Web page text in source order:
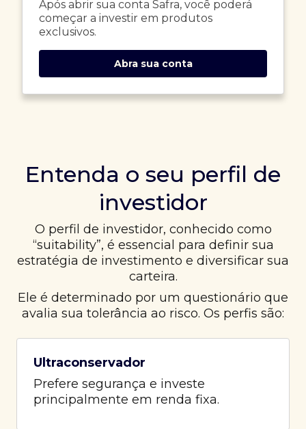
Após abrir sua conta Safra, você poderá
começar a investir em produtos
exclusivos.
Abra sua conta
Entenda o seu perfil de
investidor
O perfil de investidor, conhecido como
“suitability”, é essencial para definir sua
estratégia de investimento e diversificar sua
carteira.
Ele é determinado por um questionário que
avalia sua tolerância ao risco. Os perfis são:
Ultraconservador
Prefere segurança e investe
principalmente em renda fixa.